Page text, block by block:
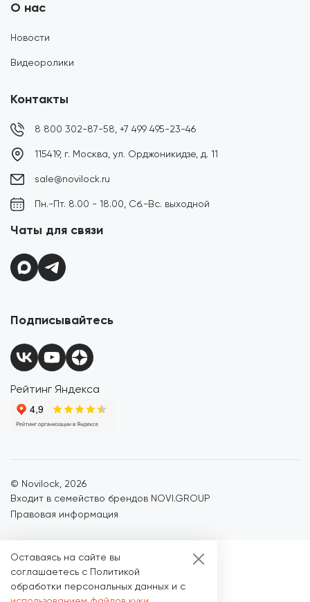
О нас
Новости
Видеоролики
Контакты
8 800 302-87-58, +7 499 495-23-46
115419, г. Москва, ул. Орджоникидзе, д. 11
sale@novilock.ru
Пн.-Пт. 8.00 - 18.00, Сб.-Вс. выходной
Чаты для связи
Подписывайтесь
Рейтинг Яндекса
© Novilock, 2026
Входит в семейство брендов NOVI.GROUP
Правовая информация
Оставаясь на сайте вы
соглашаетесь с Политикой
обработки персональных данных и с